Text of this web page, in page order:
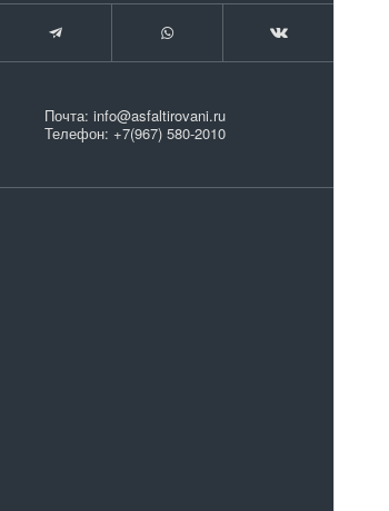
Почта: info@asfaltirovani.ru
Телефон: +7(967) 580-2010